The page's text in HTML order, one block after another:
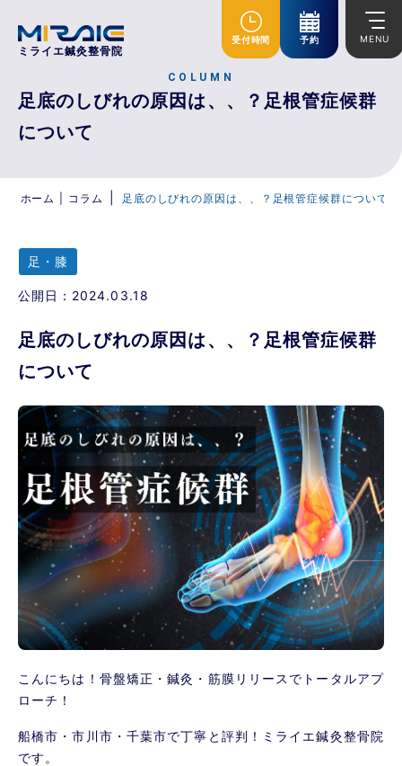
ミライエ鍼灸整骨院
受付時間 予約 MENU
COLUMN
足底のしびれの原因は、、？足根管症候群
について
ホーム コラム 足底のしびれの原因は、、？足根管症候群について
足・膝
公開日：2024.03.18
足底のしびれの原因は、、？足根管症候群
について
こんにちは！骨盤矯正・鍼灸・筋膜リリースでトータルアプ
ローチ！
船橋市・市川市・千葉市で丁寧と評判！ミライエ鍼灸整骨院
です。